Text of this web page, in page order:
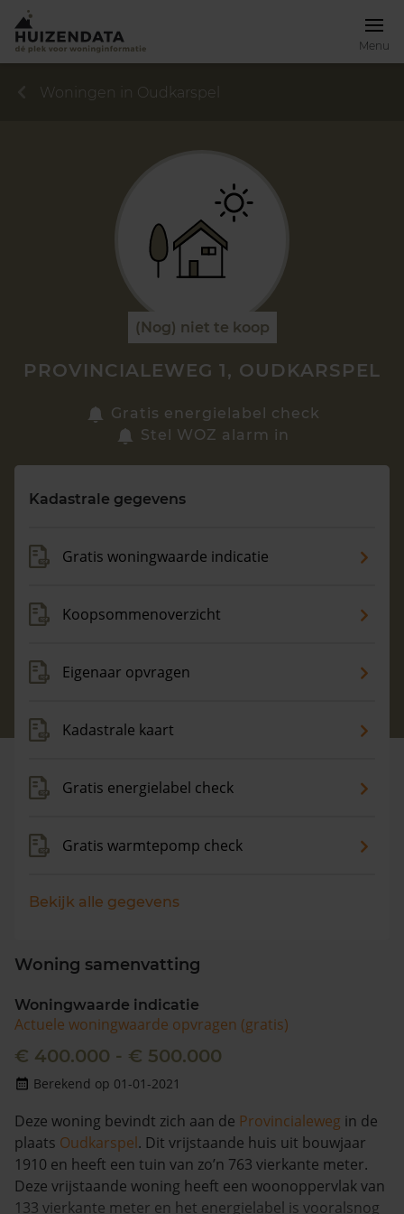
Menu
Zoek een woning
Maandag t/m vrijdag - 08:00 -18:00
Woningen in Oudkarspel
(Nog) niet te koop
PROVINCIALEWEG 1, OUDKARSPEL
Gratis energielabel check
Stel WOZ alarm in
Kadastrale gegevens
Gratis woningwaarde indicatie
Koopsommenoverzicht
Eigenaar opvragen
Kadastrale kaart
Gratis energielabel check
Gratis warmtepomp check
Bekijk alle gegevens
Woning samenvatting
Woningwaarde indicatie
Actuele woningwaarde opvragen (gratis)
€ 400.000 - € 500.000
Berekend op 01-01-2021
Deze woning bevindt zich aan de Provincialeweg in de
plaats Oudkarspel. Dit vrijstaande huis uit bouwjaar
1910 en heeft een tuin van zo’n 763 vierkante meter.
Deze vrijstaande woning heeft een woonoppervlak van
133 vierkante meter en het energielabel is vooralsnog